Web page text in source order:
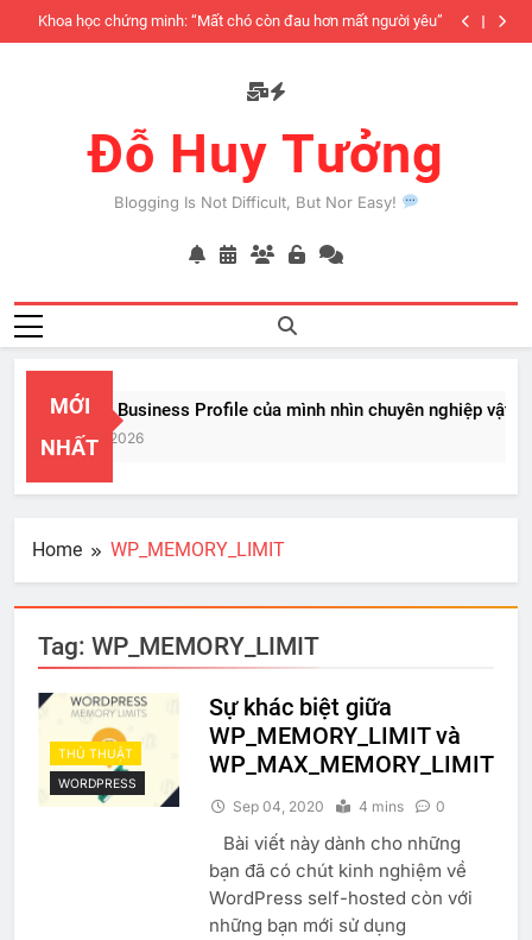
to
Khoa học chứng minh: “Mất chó còn đau hơn mất người yêu”
Đỗ Huy Tưởng
Blogging Is Not Difficult, But Nor Easy!
MỚI
NHẤT
PayPal Business Profile của mình nhìn chuyên nghiệp vật vã
Feb 22, 2026
Home WP_MEMORY_LIMIT
Tag: WP_MEMORY_LIMIT
THỦ THUẬT
WORDPRESS
Sự khác biệt giữa
WP_MEMORY_LIMIT và
WP_MAX_MEMORY_LIMIT
Sep 04, 2020 4 mins 0
Bài viết này dành cho những
bạn đã có chút kinh nghiệm về
WordPress self-hosted còn với
những bạn mới sử dụng